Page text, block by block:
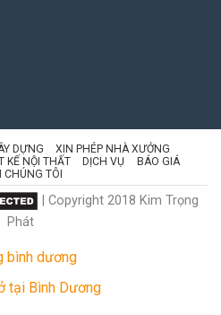
DỰNG
XIN PHÉP NHÀ XƯỞNG
KẾ NỘI THẤT DỊCH VỤ
BÁO GIÁ
CHÚNG TÔI
| Copyright 2018 Kim Trọng
Phát
bình dương
tại Bình Dương